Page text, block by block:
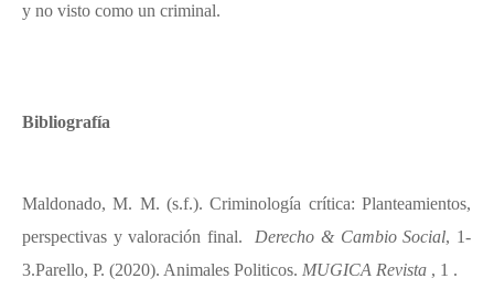
y no visto como un criminal.
Bibliografía
Maldonado, M. M. (s.f.). Criminología crítica: Planteamientos,
perspectivas y valoración final. Derecho & Cambio Social, 1-
3.Parello, P. (2020). Animales Politicos. MUGICA Revista , 1 .